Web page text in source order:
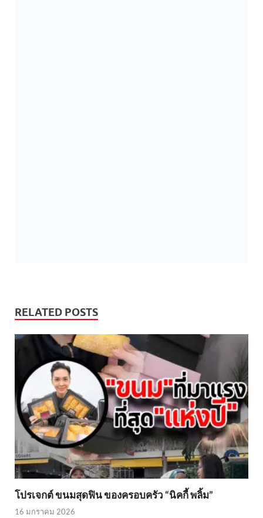
RELATED POSTS
โปรเจกต์ ขนมสุดฟิน ของครอบครัว “นิคกี้ พลิ้ม”
16 มกราคม 2026